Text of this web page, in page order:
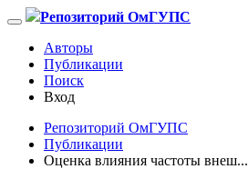
Репозиторий ОмГУПС
Авторы
Публикации
Поиск
Вход
Репозиторий ОмГУПС
Публикации
Оценка влияния частоты внеш...